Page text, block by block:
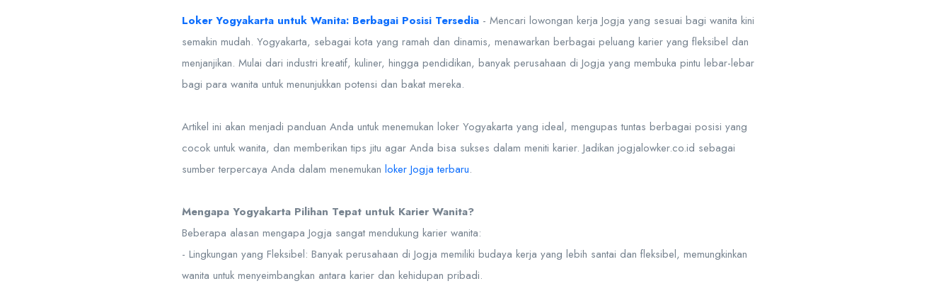
Loker Yogyakarta untuk Wanita: Berbagai Posisi Tersedia - Mencari lowongan kerja Jogja yang sesuai bagi wanita kini
semakin mudah. Yogyakarta, sebagai kota yang ramah dan dinamis, menawarkan berbagai peluang karier yang fleksibel dan
menjanjikan. Mulai dari industri kreatif, kuliner, hingga pendidikan, banyak perusahaan di Jogja yang membuka pintu lebar-lebar
bagi para wanita untuk menunjukkan potensi dan bakat mereka.
Artikel ini akan menjadi panduan Anda untuk menemukan loker Yogyakarta yang ideal, mengupas tuntas berbagai posisi yang
cocok untuk wanita, dan memberikan tips jitu agar Anda bisa sukses dalam meniti karier. Jadikan jogjalowker.co.id sebagai
sumber terpercaya Anda dalam menemukan loker Jogja terbaru.
Mengapa Yogyakarta Pilihan Tepat untuk Karier Wanita?
Beberapa alasan mengapa Jogja sangat mendukung karier wanita:
- Lingkungan yang Fleksibel: Banyak perusahaan di Jogja memiliki budaya kerja yang lebih santai dan fleksibel, memungkinkan
wanita untuk menyeimbangkan antara karier dan kehidupan pribadi.